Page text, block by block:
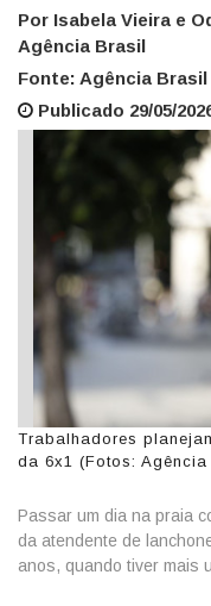
Por Isabela Vieira e
Agência Brasil
Fonte: Agência Brasil
Publicado 29/05/
Trabalhadores
da 6x1 (Fotos:
Passar um dia na praia
da atendente de
anos, quando tiver mais